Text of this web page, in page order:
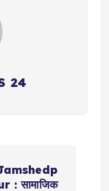
24
: सामाजिक